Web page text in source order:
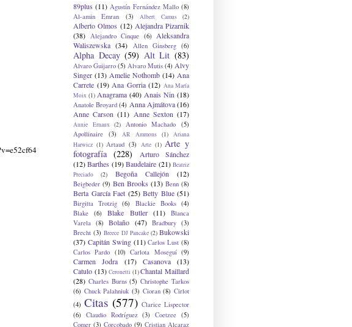
89plus (11) Agustín Fernández Mallo (8)
Al-amin Emran
(3) Albert Camus (2)
Alberto Olmos (12) Alejandra Pizarnik
(38)
Alejandro Cinque (6)
Aleksandra
Waliszewska (34) Allen Ginsberg (6)
Alpha Decay (59) Alt Lit (83)
Alvaro Guijarro (5) Alvaro Mutis (4) Alvy
Singer (13) Amelie Nothomb (14) Ana
Carrete (19) Ana Gorria (12) Ana María
Moix (1) Anagrama (40) Anais Nin (18)
Anatole Broyard (4) Anna Ajmátova (16)
Anne Carson (11) Anne Sexton (17)
Annie Ernaux (2) Antonio Machado
(5)
Apollinaire
(3) AR Ammons (1)
Ariana
Harwicz (1) Artaud (3) Arte (1) Arte y
fotografía (228)
Arturo Sánchez
(12) Barthes (19) Baudelaire (21) Beatriz
Preciado
(2) Begoña Callejón (12)
Beigbeder (9) Ben Brooks (13) Benn (8)
Berta García Faet (25) Betty Blue (51)
Birgitta Trotzig (6) Blackie Books (4)
Blake
(6) Blake Butler (11)
Blanca
Varela
(8) Bolaño (47) Bradbury (3)
Brecht (3) Breece DJ Pancake (2) Bukowski
(37) Capitán Swing (11) Carlos Lust (8)
Carlos Pardo (10) Carlota Moseguí (9)
Carmen Jodra (17) Casanova
(13)
Catulo (13) Ceronetti (1) Chantal Maillard
(28) Charles Burns (5) Christophe Tarkos
(6) Chuck Palahniuk (3) Cioran (8) Cirlot
(4) Citas (577) Clarice Lispector
(6)
Claudio Rodríguez (3) Coetzee (5)
Comer (3) Corcobado (9) Cristian Alcaraz